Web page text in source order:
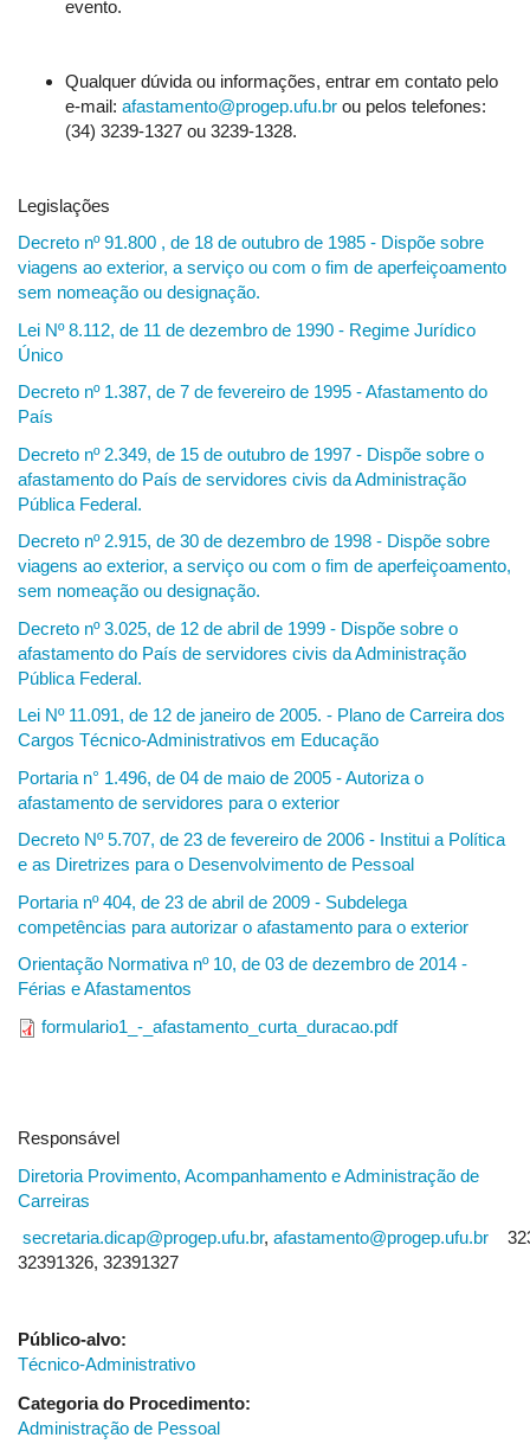
evento.
Qualquer dúvida ou informações, entrar em contato pelo
e-mail: afastamento@progep.ufu.br ou pelos telefones:
(34) 3239-1327 ou 3239-1328.
Legislações
Decreto nº 91.800 , de 18 de outubro de 1985 - Dispõe sobre
viagens ao exterior, a serviço ou com o fim de aperfeiçoamento
sem nomeação ou designação.
Lei Nº 8.112, de 11 de dezembro de 1990 - Regime Jurídico
Único
Decreto nº 1.387, de 7 de fevereiro de 1995 - Afastamento do
País
Decreto nº 2.349, de 15 de outubro de 1997 - Dispõe sobre o
afastamento do País de servidores civis da Administração
Pública Federal.
Decreto nº 2.915, de 30 de dezembro de 1998 - Dispõe sobre
viagens ao exterior, a serviço ou com o fim de aperfeiçoamento,
sem nomeação ou designação.
Decreto nº 3.025, de 12 de abril de 1999 - Dispõe sobre o
afastamento do País de servidores civis da Administração
Pública Federal.
Lei Nº 11.091, de 12 de janeiro de 2005. - Plano de Carreira dos
Cargos Técnico-Administrativos em Educação
Portaria n° 1.496, de 04 de maio de 2005 - Autoriza o
afastamento de servidores para o exterior
Decreto Nº 5.707, de 23 de fevereiro de 2006 - Institui a Política
e as Diretrizes para o Desenvolvimento de Pessoal
Portaria nº 404, de 23 de abril de 2009 - Subdelega
competências para autorizar o afastamento para o exterior
Orientação Normativa nº 10, de 03 de dezembro de 2014 -
Férias e Afastamentos
formulario1_-_afastamento_curta_duracao.pdf
Responsável
Diretoria Provimento, Acompanhamento e Administração de
Carreiras
secretaria.dicap@progep.ufu.br, afastamento@progep.ufu.br
32391326, 32391327
Público-alvo:
Técnico-Administrativo
Categoria do Procedimento:
Administração de Pessoal